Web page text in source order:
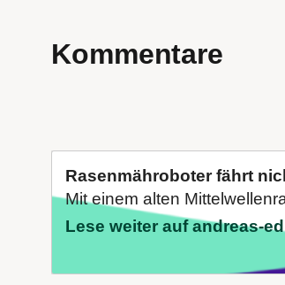
Kommentare
Rasenmähroboter fährt
Mit einem alten
Lese weiter auf andreas-